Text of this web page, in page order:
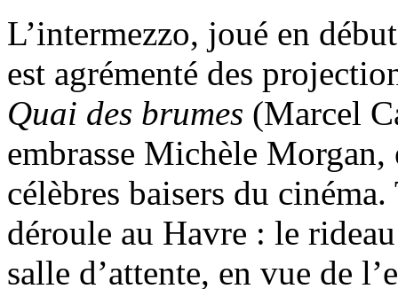
L’intermezzo, joué en
est agrémenté des
Quai des brumes (Marcel
embrasse Michèle Morgan,
célèbres baisers du
déroule au Havre : le
salle d’attente, en vue de